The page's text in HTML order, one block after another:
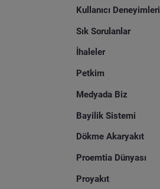
Kullanıcı Deneyimleri
Sık Sorulanlar
İhaleler
Petkim
Medyada Biz
Bayilik Sistemi
Dökme Akaryakıt
Proemtia Dünyası
Proyakıt